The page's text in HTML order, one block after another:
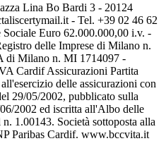
Lina Bo Bardi 3 - 20124
- Tel. +39 02 46 62
Euro 62.000.000,00 i.v. -
delle Imprese di Milano n.
di Milano n. MI 1714097 -
Cardif Assicurazioni Partita
delle assicurazioni con
29/05/2002, pubblicato sulla
2002 ed iscritta all'Albo delle
1.00143. Società sottoposta alla
Paribas Cardif. www.bccvita.it